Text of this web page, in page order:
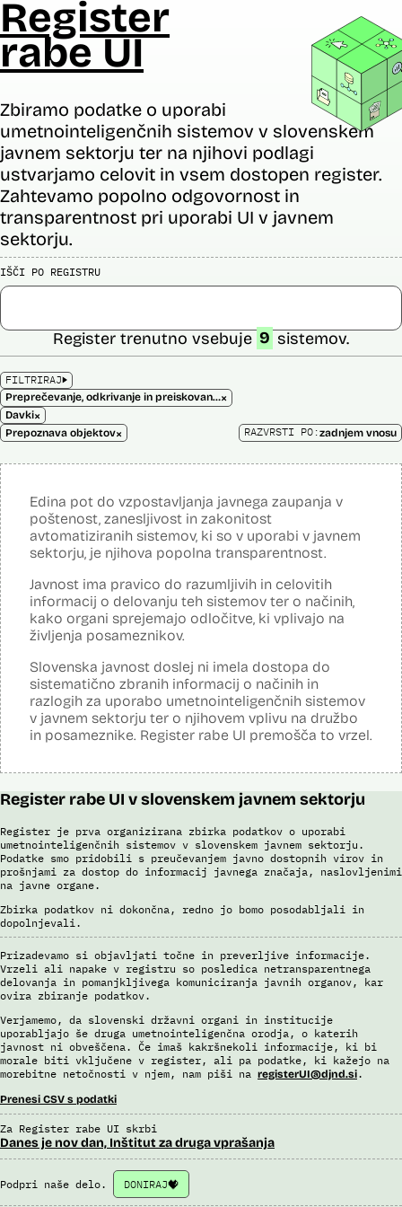
Register
rabe UI
Zbiramo podatke o uporabi
umetnointeligenčnih sistemov v slovenskem
javnem sektorju ter na njihovi podlagi
ustvarjamo celovit in vsem dostopen register.
Zahtevamo popolno odgovornost in
transparentnost pri uporabi UI v javnem
sektorju.
IŠČI PO REGISTRU
FILTRIRAJ
Preprečevanje, odkrivanje in preiskovanje kaznivih dejanj×
Davki×
Prepoznava objektov×
Register trenutno vsebuje 9 sistemov.
RAZVRSTI PO:zadnjem vnosu
Edina pot do vzpostavljanja javnega zaupanja v
poštenost, zanesljivost in zakonitost
avtomatiziranih sistemov, ki so v uporabi v javnem
sektorju, je njihova popolna transparentnost.
Javnost ima pravico do razumljivih in celovitih
informacij o delovanju teh sistemov ter o načinih,
kako organi sprejemajo odločitve, ki vplivajo na
življenja posameznikov.
Slovenska javnost doslej ni imela dostopa do
sistematično zbranih informacij o načinih in
razlogih za uporabo umetnointeligenčnih sistemov
v javnem sektorju ter o njihovem vplivu na družbo
in posameznike. Register rabe UI premošča to vrzel.
Register rabe UI v slovenskem javnem sektorju
Register je prva organizirana zbirka podatkov o uporabi
umetnointeligenčnih sistemov v slovenskem javnem sektorju.
Podatke smo pridobili s preučevanjem javno dostopnih virov in
prošnjami za dostop do informacij javnega značaja, naslovljenimi
na javne organe.
Zbirka podatkov ni dokončna, redno jo bomo posodabljali in
dopolnjevali.
Prizadevamo si objavljati točne in preverljive informacije.
Vrzeli ali napake v registru so posledica netransparentnega
delovanja in pomanjkljivega komuniciranja javnih organov, kar
ovira zbiranje podatkov.
Verjamemo, da slovenski državni organi in institucije
uporabljajo še druga umetnointeligenčna orodja, o katerih
javnost ni obveščena. Če imaš kakršnekoli informacije, ki bi
morale biti vključene v register, ali pa podatke, ki kažejo na
morebitne netočnosti v njem, nam piši na registerUI@djnd.si.
Prenesi CSV s podatki
Za Register rabe UI skrbi
Danes je nov dan, Inštitut za druga vprašanja
Podpri naše delo. DONIRAJ